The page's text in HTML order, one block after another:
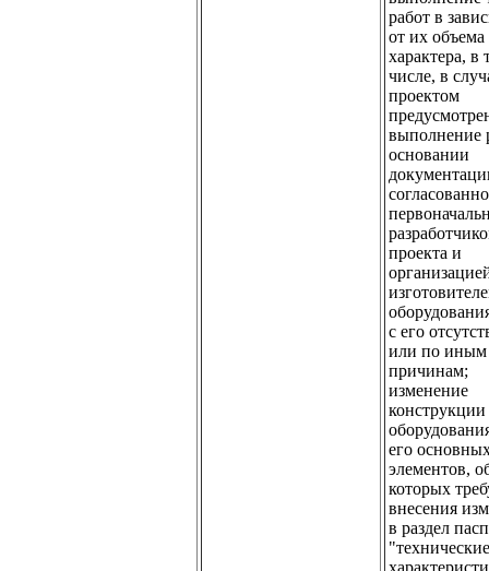
работ в
от их объема
характера, в
числе, в
проектом
выполнение
основании
проекта и
с его
или по иным
причинам;
изменение
конструкции
его
элементов,
которых
внесения
в раздел
"технические